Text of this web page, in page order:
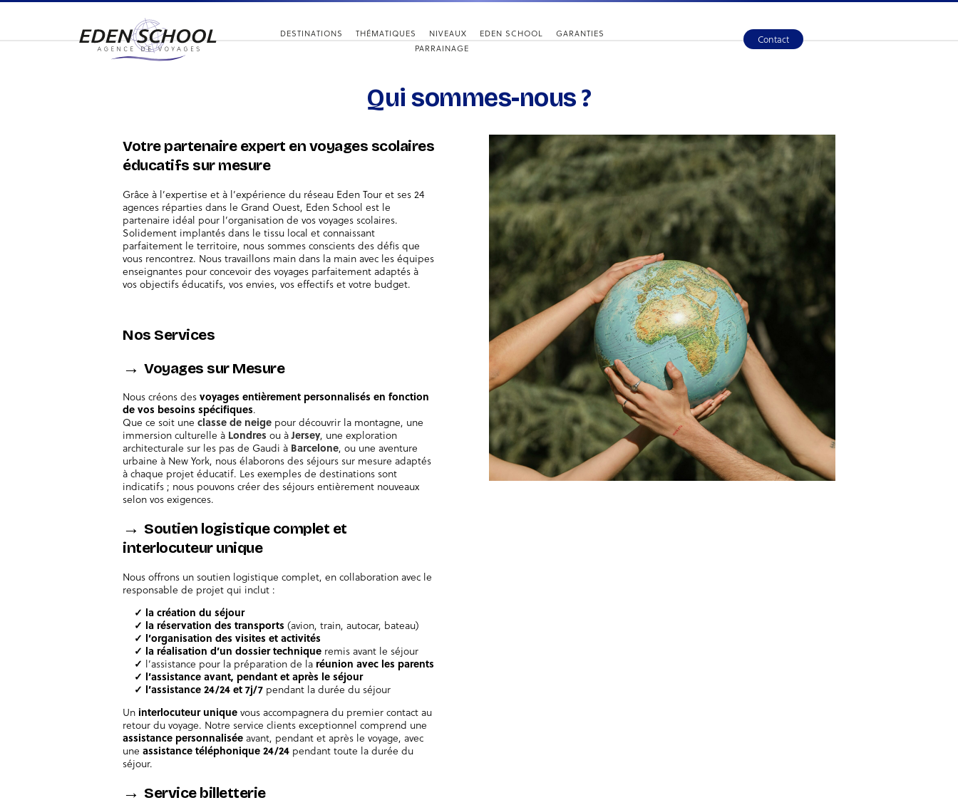
DESTINATIONS THÉMATIQUES NIVEAUX EDEN SCHOOL
GARANTIES
PARRAINAGE
Contact
Qui sommes-nous ?
Votre partenaire expert en voyages scolaires
éducatifs sur mesure
Grâce à l’expertise et à l’expérience du réseau Eden Tour et ses 24
agences réparties dans le Grand Ouest, Eden School est le
partenaire idéal pour l’organisation de vos voyages scolaires.
Solidement implantés dans le tissu local et connaissant
parfaitement le territoire, nous sommes conscients des défis que
vous rencontrez. Nous travaillons main dans la main avec les équipes
enseignantes pour concevoir des voyages parfaitement adaptés à
vos objectifs éducatifs, vos envies, vos effectifs et votre budget.
Nos Services
→ Voyages sur Mesure
Nous créons desvoyages entièrement personnalisés en fonction
de vos besoins spécifiques.
Que ce soit une classe de neige pour découvrir la montagne, une
immersion culturelle à Londres ou àJersey, une exploration
architecturale sur les pas de Gaudi à Barcelone, ou une aventure
urbaine à New York, nous élaborons des séjours sur mesure adaptés
à chaque projet éducatif. Les exemples de destinations sont
indicatifs ; nous pouvons créer des séjours entièrement nouveaux
selon vos exigences.
→ Soutien logistique complet et
interlocuteur unique
Nous offrons un soutien logistique complet, en collaboration avec le
responsable de projet qui inclut :
✓ la création du séjour
✓ la réservation des transports (avion, train, autocar, bateau)
✓ l’organisation des visites et activités
✓ la réalisation d’un dossier technique remis avant le séjour
✓ l’assistance pour la préparation de la réunion avec les parents
✓ l’assistance avant, pendant et après le séjour
✓ l’assistance 24/24 et7j/7 pendant la durée du séjour
Un interlocuteur uniquevous accompagnera du premier contact au
retour du voyage. Notre service clients exceptionnel comprend une
assistance personnaliséeavant, pendant et après le voyage, avec
une assistance téléphonique 24/24 pendant toute la durée du
séjour.
→ Service billetterie